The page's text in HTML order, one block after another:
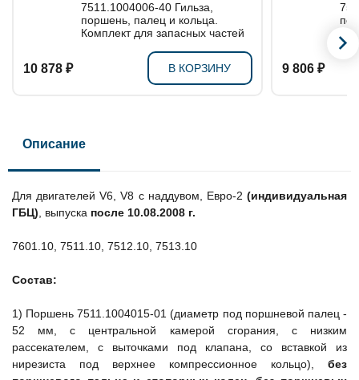
7511.1004006-40 Гильза,
поршень, палец и кольца.
Комплект для запасных частей
10 878 ₽ В КОРЗИНУ 9 806 ₽
Описание
Для двигателей V6, V8 с наддувом, Евро-2 (индивидуальная
ГБЦ) , выпуска после 10.08.2008 г.
7601.10, 7511.10, 7512.10, 7513.10
Состав:
1) Поршень 7511.1004015-01 (диаметр под поршневой палец -
52 мм, с центральной камерой сгорания, с низким
рассекателем, с выточками под клапана, со вставкой из
нирезиста под верхнее компрессионное кольцо), без